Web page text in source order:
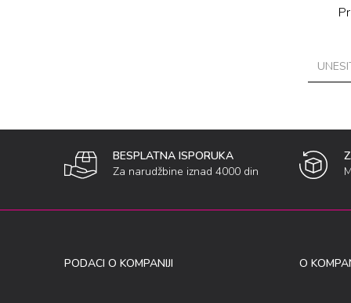
BESPLATNA ISPORUKA
Za narudžbine iznad 4000 din
PODACI O KOMPANIJI O